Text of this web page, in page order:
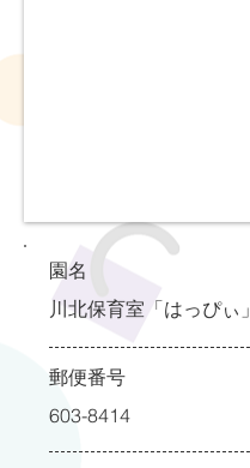
園名
川北保育室「はっぴぃ」
郵便番号
603-8414